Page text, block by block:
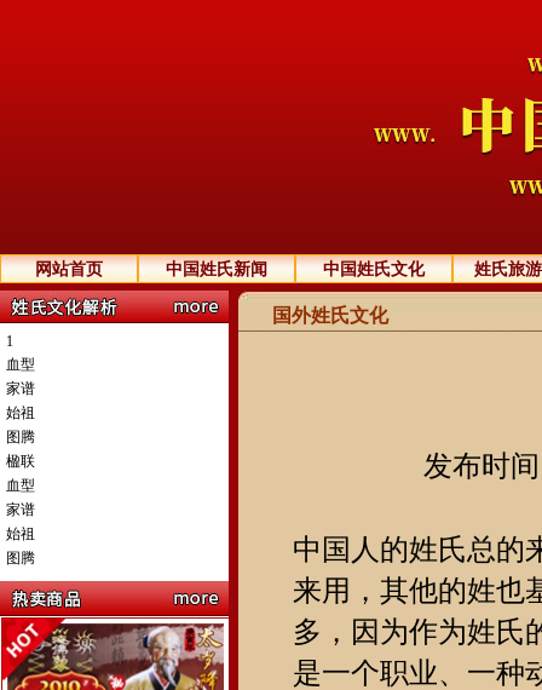
网站首页 中国姓氏新闻 中国姓氏文化 姓氏旅
1
血型
家谱
始祖
图腾
楹联
血型
家谱
始祖
图腾
国外姓氏文化
发布时
中国人的姓氏总的
来用，其他的姓也
多，因为作为姓氏
是一个职业、一种